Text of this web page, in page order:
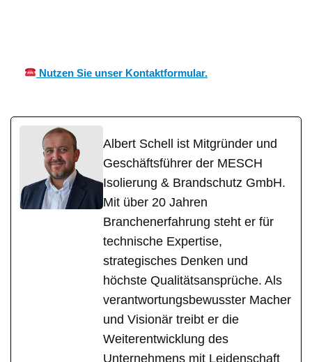
Nutzen Sie unser Kontaktformular.
Albert Schell ist Mitgründer und
Geschäftsführer der MESCH
Isolierung & Brandschutz GmbH.
Mit über 20 Jahren
Branchenerfahrung steht er für
technische Expertise,
strategisches Denken und
höchste Qualitätsansprüche. Als
verantwortungsbewusster Macher
und Visionär treibt er die
Weiterentwicklung des
Unternehmens mit Leidenschaft